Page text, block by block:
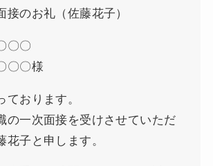
接のお礼（佐藤花子）
〇〇
〇〇様
ております。
の一次面接を受けさせていただ
花子と申します。